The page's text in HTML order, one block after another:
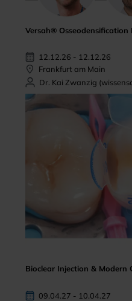
Versah®
12.12.26 - 12.12.26
Frankfurt am Main
Dr. Kai Zwanzig
Bioclear Injection & Modern
09.04.27 - 10.04.27